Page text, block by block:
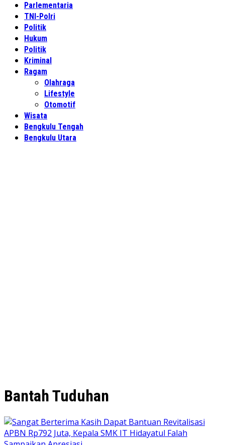
Parlementaria
TNI-Polri
Politik
Hukum
Politik
Kriminal
Ragam
Olahraga
Lifestyle
Otomotif
Wisata
Bengkulu Tengah
Bengkulu Utara
Bantah Tuduhan